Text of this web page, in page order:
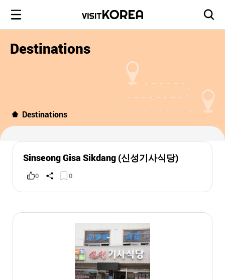
Destinations
Destinations
Sinseong Gisa Sikdang (신성기사식당)
0 0